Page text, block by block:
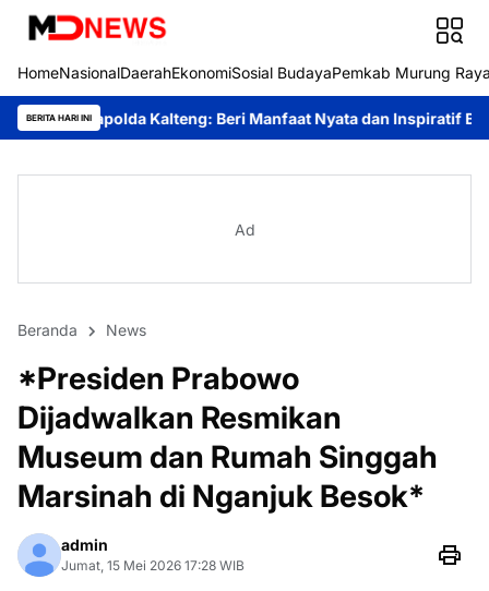
HomeNasionalDaerahEkonomiSosial BudayaPemkab Murung
BERITA HARI INIBeri Manfaat Nyata dan Inspiratif Bagi Siswa di Sekolah
Ad
Beranda News
*Presiden Prabowo
Dijadwalkan Resmikan
Museum dan Rumah Singgah
Marsinah di Nganjuk Besok*
admin
Jumat, 15 Mei 2026 17:28 WIB